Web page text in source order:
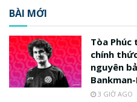
BÀI MỚI
Tòa Phúc
chính
nguyên
3 GIỜ AGO